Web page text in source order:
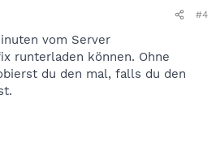
#4
vom Server
runterladen können. Ohne
du den mal, falls du den